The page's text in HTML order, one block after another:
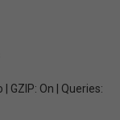
GZIP: On | Queries: